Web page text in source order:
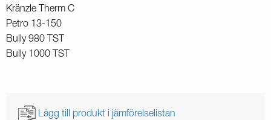
Kränzle Therm C
Petro 13-150
Bully 980 TST
Bully 1000 TST
Lägg till produkt i jämförelselistan